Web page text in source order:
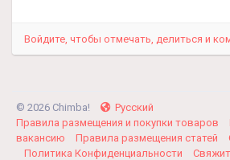
𝐃𝐨𝐰𝐧𝐥𝐨𝐚𝐝 𝐅𝐑𝐄𝐄 𝐒𝐚𝐦𝐩𝐥𝐞 𝐑𝐞𝐩𝐨𝐫𝐭:
Войдите, чтобы отмечать, делиться и
© 2026 Chimba!
Русский
Правила размещения и покупки товаров
вакансию
Правила размещения статей
Политика Конфиденциальности